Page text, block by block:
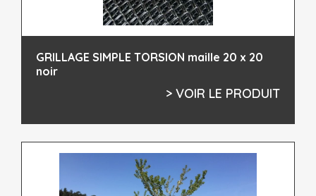
GRILLAGE SIMPLE TORSION maille 20 x 20
noir
> VOIR LE PRODUIT